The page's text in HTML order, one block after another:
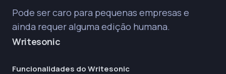
Pode ser caro para pequenas empresas e
ainda requer alguma edição humana.
Writesonic
Funcionalidades do Writesonic